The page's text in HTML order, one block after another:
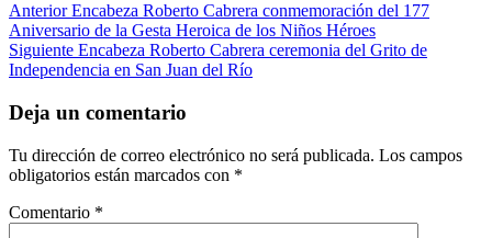
AnteriorEncabeza Roberto Cabrera conmemoración del 177
Aniversario de la Gesta Heroica de los Niños Héroes
Siguiente Encabeza Roberto Cabrera ceremonia del Grito de
Independencia en San Juan del Río
Deja un comentario
Tu dirección de correo electrónico no será publicada. Los campos
obligatorios están marcados con *
Comentario *